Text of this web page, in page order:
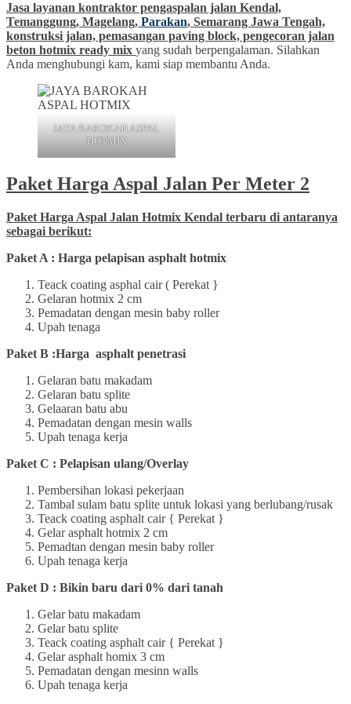
Jasa layanan kontraktor pengaspalan jalan Kendal,
Temanggung, Magelang, Parakan, Semarang Jawa Tengah,
konstruksi jalan, pemasangan paving block, pengecoran jalan
beton hotmix ready mix yang sudah berpengalaman. Silahkan
Anda menghubungi kam, kami siap membantu Anda.
JAYA BAROKAH ASPAL
HOTMIX
Paket Harga Aspal Jalan Per Meter 2
Paket Harga Aspal Jalan Hotmix Kendal terbaru di antaranya
sebagai berikut:
Paket A : Harga pelapisan asphalt hotmix
Teack coating asphal cair ( Perekat }
Gelaran hotmix 2 cm
Pemadatan dengan mesin baby roller
Upah tenaga
Paket B :Harga asphalt penetrasi
Gelaran batu makadam
Gelaran batu splite
Gelaaran batu abu
Pemadatan dengan mesin walls
Upah tenaga kerja
Paket C : Pelapisan ulang/Overlay
Pembersihan lokasi pekerjaan
Tambal sulam batu splite untuk lokasi yang berlubang/rusak
Teack coating asphalt cair { Perekat }
Gelar asphalt hotmix 2 cm
Pemadtan dengan mesin baby roller
Upah tenaga kerja
Paket D : Bikin baru dari 0% dari tanah
Gelar batu makadam
Gelar batu splite
Teack coating asphalt cair { Perekat }
Gelar asphalt homix 3 cm
Pemadatan dengan mesinn walls
Upah tenaga kerja